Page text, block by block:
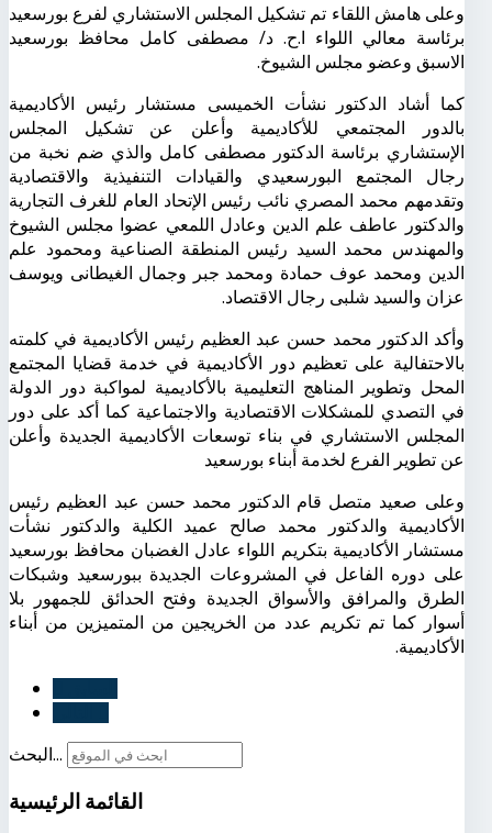
وعلى هامش اللقاء تم تشكيل المجلس الاستشاري لفرع بورسعيد
برئاسة معالي اللواء ا.ح. د/ مصطفى كامل محافظ بورسعيد
الاسبق وعضو مجلس الشيوخ.
كما أشاد الدكتور نشأت الخميسى مستشار رئيس الأكاديمية
بالدور المجتمعي للأكاديمية وأعلن عن تشكيل المجلس
الإستشاري برئاسة الدكتور مصطفى كامل والذي ضم نخبة من
رجال المجتمع البورسعيدي والقيادات التنفيذية والاقتصادية
وتقدمهم محمد المصري نائب رئيس الإتحاد العام للغرف التجارية
والدكتور عاطف علم الدين وعادل اللمعي عضوا مجلس الشيوخ
والمهندس محمد السيد رئيس المنطقة الصناعية ومحمود علم
الدين ومحمد عوف حمادة ومحمد جبر وجمال الغيطانى ويوسف
عزان والسيد شلبى رجال الاقتصاد.
وأكد الدكتور محمد حسن عبد العظيم رئيس الأكاديمية في كلمته
بالاحتفالية على تعظيم دور الأكاديمية في خدمة قضايا المجتمع
المحل وتطوير المناهج التعليمية بالأكاديمية لمواكبة دور الدولة
في التصدي للمشكلات الاقتصادية والاجتماعية كما أكد على دور
المجلس الاستشاري في بناء توسعات الأكاديمية الجديدة وأعلن
عن تطوير الفرع لخدمة أبناء بورسعيد
وعلى صعيد متصل قام الدكتور محمد حسن عبد العظيم رئيس
الأكاديمية والدكتور محمد صالح عميد الكلية والدكتور نشأت
مستشار الأكاديمية بتكريم اللواء عادل الغضبان محافظ بورسعيد
على دوره الفاعل في المشروعات الجديدة ببورسعيد وشبكات
الطرق والمرافق والأسواق الجديدة وفتح الحدائق للجمهور بلا
أسوار كما تم تكريم عدد من الخريجين من المتميزين من أبناء
الأكاديمية.
البحث...
القائمة الرئيسية